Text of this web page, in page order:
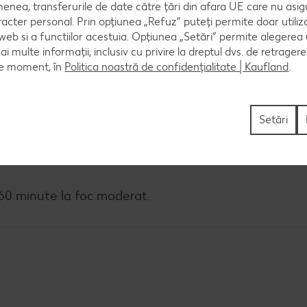
se presară sare și piper. Se amestecă totul și se
care se acoperă cratița.
minute la foc moderat.
transferurile de date către țări din afara UE care nu
personal. Prin opțiunea „Refuz” puteți permite doar
si a functiilor acestuia. Opțiunea „Setări” permite alegerea
multe informații, inclusiv cu privire la dreptul dvs. de
moment, în Politica noastră de confidențialitate | Kaufland.
Setări